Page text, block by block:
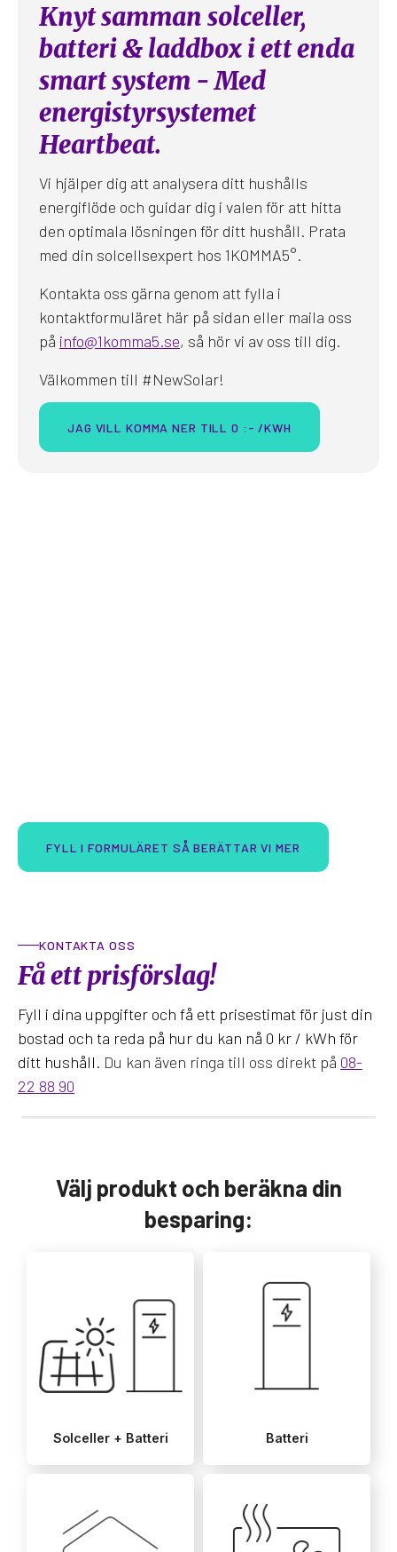
Knyt samman solceller,
batteri & laddbox i ett enda
smart system - Med
energistyrsystemet
Heartbeat.
Vi hjälper dig att analysera ditt hushålls
energiflöde och guidar dig i valen för att hitta
den optimala lösningen för ditt hushåll. Prata
med din solcellsexpert hos 1KOMMA5°.
Kontakta oss gärna genom att fylla i
kontaktformuläret här på sidan eller maila oss
på info@1komma5.se, så hör vi av oss till dig.
Välkommen till #NewSolar!
JAG VILL KOMMA NER TILL 0 :- /KWH
FYLL I FORMULÄRET SÅ BERÄTTAR VI MER
KONTAKTA OSS
Få ett prisförslag!
Fyll i dina uppgifter och få ett prisestimat för just din
bostad och ta reda på hur du kan nå 0 kr / kWh för
ditt hushåll. Du kan även ringa till oss direkt på 08-
22 88 90